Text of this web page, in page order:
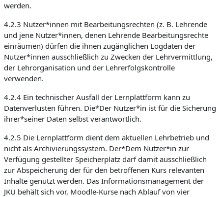
werden.
4.2.3 Nutzer*innen mit Bearbeitungsrechten (z. B. Lehrende
und jene Nutzer*innen, denen Lehrende Bearbeitungsrechte
einräumen) dürfen die ihnen zugänglichen Logdaten der
Nutzer*innen ausschließlich zu Zwecken der Lehrvermittlung,
der Lehrorganisation und der Lehrerfolgskontrolle
verwenden.
4.2.4 Ein technischer Ausfall der Lernplattform kann zu
Datenverlusten führen. Die*Der Nutzer*in ist für die Sicherung
ihrer*seiner Daten selbst verantwortlich.
4.2.5 Die Lernplattform dient dem aktuellen Lehrbetrieb und
nicht als Archivierungssystem. Der*Dem Nutzer*in zur
Verfügung gestellter Speicherplatz darf damit ausschließlich
zur Abspeicherung der für den betroffenen Kurs relevanten
Inhalte genutzt werden. Das Informationsmanagement der
JKU behält sich vor, Moodle-Kurse nach Ablauf von vier